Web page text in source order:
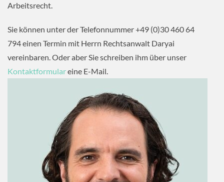
Arbeitsrecht.
Sie können unter der Telefonnummer +49 (0)30 460 64
794 einen Termin mit Herrn Rechtsanwalt Daryai
vereinbaren. Oder aber Sie schreiben ihm über unser
Kontaktformulareine E-Mail.